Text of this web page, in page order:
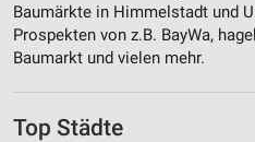
Baumärkte in Himmelstadt und
Prospekten von z.B. BayWa,
Baumarkt und vielen mehr.
Top Städte